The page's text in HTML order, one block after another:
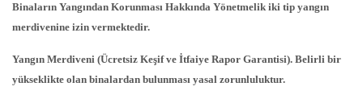
Binaların Yangından Korunması Hakkında Yönetmelik iki tip yangın
merdivenine izin vermektedir.
Yangın Merdiveni (Ücretsiz Keşif ve İtfaiye Rapor Garantisi). Belirli bir
yükseklikte olan binalardan bulunması yasal zorunluluktur.